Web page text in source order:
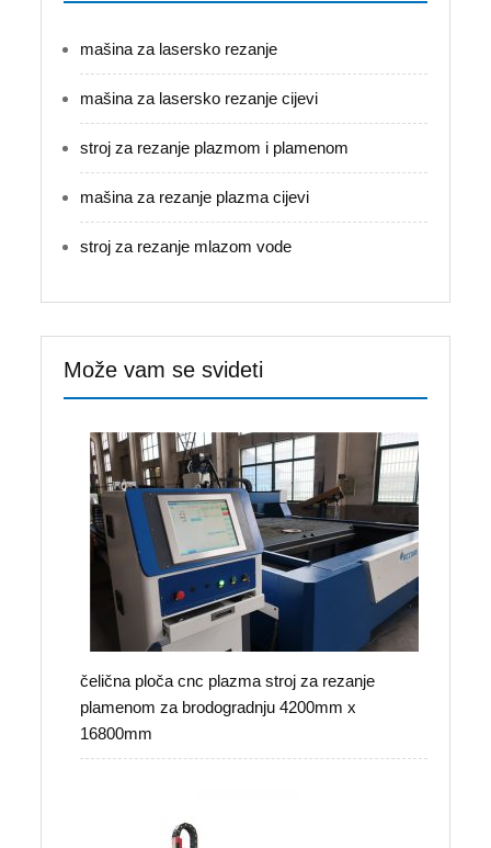
mašina za lasersko rezanje
mašina za lasersko rezanje cijevi
stroj za rezanje plazmom i plamenom
mašina za rezanje plazma cijevi
stroj za rezanje mlazom vode
Može vam se svideti
čelična ploča cnc plazma stroj za rezanje
plamenom za brodogradnju 4200mm x
16800mm